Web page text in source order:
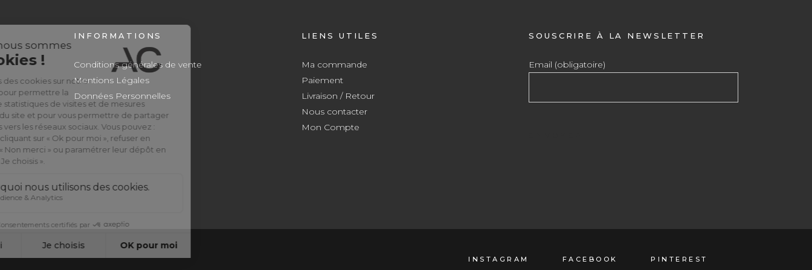
INFORMATIONS
Conditions générales de vente
Mentions Légales
Données Personnelles
LIENS UTILES
Ma commande
Paiement
Livraison / Retour
Nous contacter
Mon Compte
SOUSCRIRE À LA NEWSLETTER
Email (obligatoire)
INSTAGRAM FACEBOOK PINTEREST